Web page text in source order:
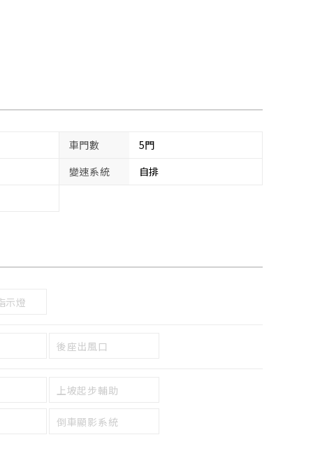
車門數
5門
變速系統
自排
示燈
後座出風口
上坡起步輔助
倒車顯影系統